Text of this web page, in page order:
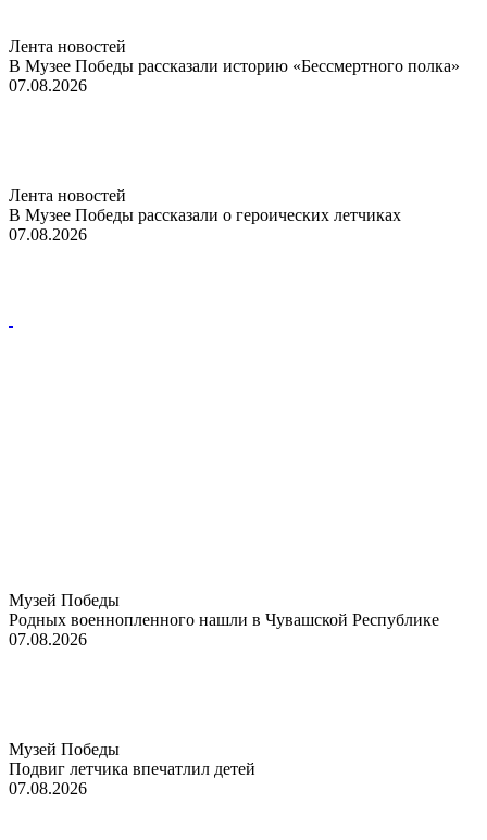
Лента новостей
В Музее Победы рассказали историю «Бессмертного полка»
07.08.2026
Лента новостей
В Музее Победы рассказали о героических летчиках
07.08.2026
Музей Победы
Родных военнопленного нашли в Чувашской Республике
07.08.2026
Музей Победы
Подвиг летчика впечатлил детей
07.08.2026